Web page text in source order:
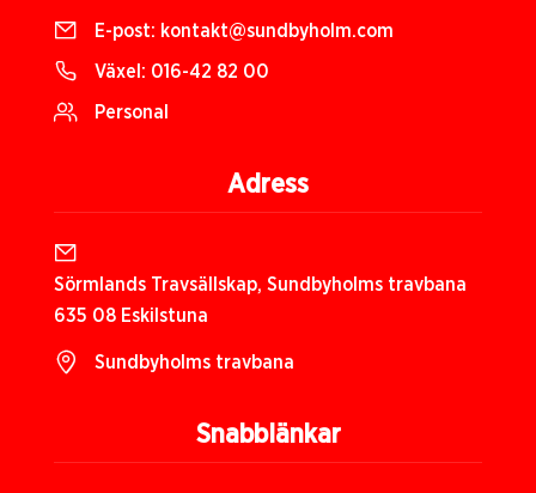
Snabblänkar
E-post: kontakt@sundbyholm.com
Växel: 016-42 82 00
Personal
Adress
Sörmlands Travsällskap, Sundbyholms travbana
635 08 Eskilstuna
Sundbyholms travbana